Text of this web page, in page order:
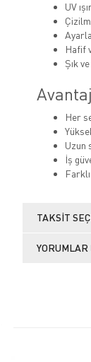
UV
Hafif
Şık
Her
Uzun
İş
TAKSIT
YORUMLAR